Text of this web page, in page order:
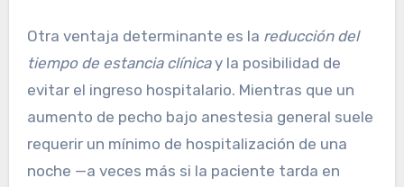
Otra ventaja determinante es la reducción del
tiempo de estancia clínicay la posibilidad de
evitar el ingreso hospitalario. Mientras que un
aumento de pecho bajo anestesia general suele
requerir un mínimo de hospitalización de una
noche —a veces más si la paciente tarda en